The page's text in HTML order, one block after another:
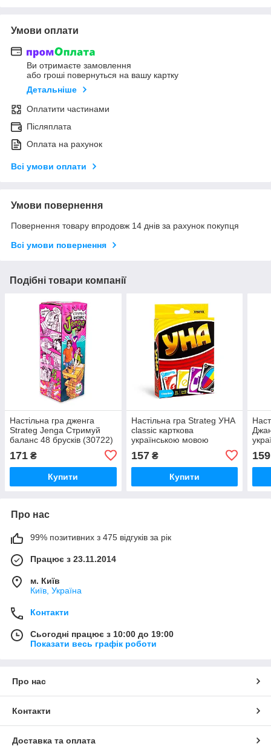
Умови оплати
Ви отримаєте замовлення
або гроші повернуться на вашу картку
Детальніше
Оплатити частинами
Післяплата
Оплата на рахунок
Всі умови оплати
Умови повернення
Повернення товару впродовж 14 днів за рахунок покупця
Всі умови повернення
Подібні товари компанії
Настільна гра дженга
Strateg Jenga Стримуй
баланс 48 брусків (30722)
171 ₴
Купити
Настільна гра Strateg УНА
classic карткова
українською мовою
157₴
Купити
159
Про нас
99% позитивних з 475 відгуків за рік
Працює з 23.11.2014
м. Київ
Київ, Україна
Контакти
Сьогодні працює з 10:00 до 19:00
Показати весь графік роботи
Про нас
Контакти
Доставка та оплата